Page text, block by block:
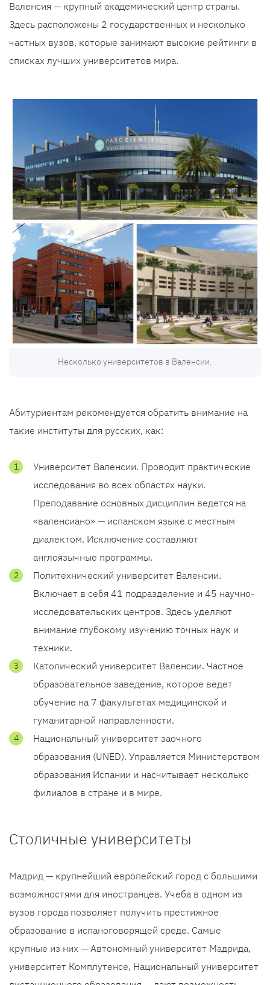
Валенсия — крупный академический центр страны.
Здесь расположены 2 государственных и несколько
частных вузов, которые занимают высокие рейтинги в
списках лучших университетов мира.
Несколько университетов в Валенсии.
Абитуриентам рекомендуется обратить внимание на
такие институты для русских, как:
Университет Валенсии. Проводит практические
исследования во всех областях науки.
Преподавание основных дисциплин ведется на
«валенсиано» — испанском языке с местным
диалектом. Исключение составляют
англоязычные программы.
Политехнический университет Валенсии.
Включает в себя 41 подразделение и 45 научно-
исследовательских центров. Здесь уделяют
внимание глубокому изучению точных наук и
техники.
Католический университет Валенсии. Частное
образовательное заведение, которое ведет
обучение на 7 факультетах медицинской и
гуманитарной направленности.
Национальный университет заочного
образования (UNED). Управляется Министерством
образования Испании и насчитывает несколько
филиалов в стране и в мире.
Столичные университеты
Мадрид — крупнейший европейский город с большими
возможностями для иностранцев. Учеба в одном из
вузов города позволяет получить престижное
образование в испаноговорящей среде. Самые
крупные из них — Автономный университет Мадрида,
университет Комплутенсе, Национальный университет